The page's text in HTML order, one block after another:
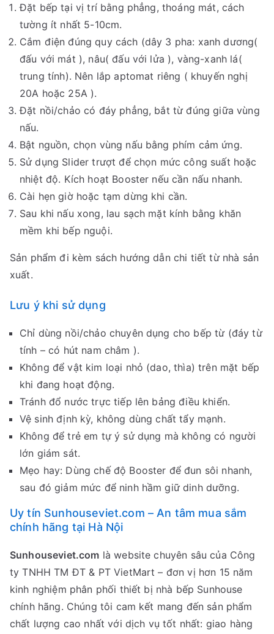
Đặt bếp tại vị trí bằng phẳng, thoáng mát, cách
tường ít nhất 5-10cm.
Cắm điện đúng quy cách (dây 3 pha: xanh dương(
đấu với mát ), nâu( đấu với lửa ), vàng-xanh lá(
trung tính). Nên lắp aptomat riêng ( khuyến nghị
20A hoặc 25A ).
Đặt nồi/chảo có đáy phẳng, bắt từ đúng giữa vùng
nấu.
Bật nguồn, chọn vùng nấu bằng phím cảm ứng.
Sử dụng Slider trượt để chọn mức công suất hoặc
nhiệt độ. Kích hoạt Booster nếu cần nấu nhanh.
Cài hẹn giờ hoặc tạm dừng khi cần.
Sau khi nấu xong, lau sạch mặt kính bằng khăn
mềm khi bếp nguội.
Sản phẩm đi kèm sách hướng dẫn chi tiết từ nhà sản
xuất.
Lưu ý khi sử dụng
Chỉ dùng nồi/chảo chuyên dụng cho bếp từ (đáy từ
tính – có hút nam châm ).
Không để vật kim loại nhỏ (dao, thìa) trên mặt bếp
khi đang hoạt động.
Tránh đổ nước trực tiếp lên bảng điều khiển.
Vệ sinh định kỳ, không dùng chất tẩy mạnh.
Không để trẻ em tự ý sử dụng mà không có người
lớn giám sát.
Mẹo hay: Dùng chế độ Booster để đun sôi nhanh,
sau đó giảm mức để ninh hầm giữ dinh dưỡng.
Uy tín Sunhouseviet.com – An tâm mua sắm
chính hãng tại Hà Nội
Sunhouseviet.com là website chuyên sâu của Công
ty TNHH TM ĐT & PT VietMart – đơn vị hơn 15 năm
kinh nghiệm phân phối thiết bị nhà bếp Sunhouse
chính hãng. Chúng tôi cam kết mang đến sản phẩm
chất lượng cao nhất với dịch vụ tốt nhất: giao hàng